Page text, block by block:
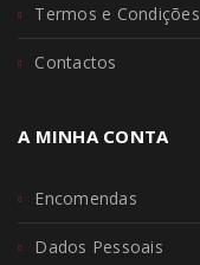
Termos e Condições
Contactos
A MINHA CONTA
Encomendas
Dados Pessoais